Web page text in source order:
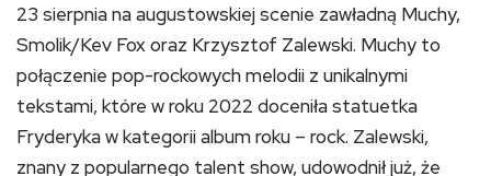
23 sierpnia na augustowskiej scenie zawładną Muchy,
Smolik/Kev Fox oraz Krzysztof Zalewski. Muchy to
połączenie pop-rockowych melodii z unikalnymi
tekstami, które w roku 2022 doceniła statuetka
Fryderyka w kategorii album roku – rock. Zalewski,
znany z popularnego talent show, udowodnił już, że